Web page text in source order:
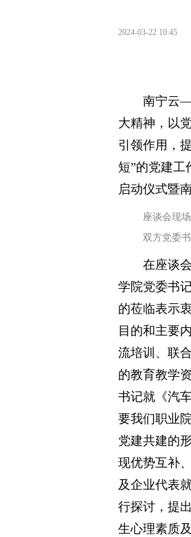
2024-03-22 10:45
南宁云—
大精神，以
引领作用，
短”的党建工
启动仪式暨
座谈会现场
双方党委
在座谈
学院党委书
的莅临表示
目的和主要
流培训、联
的教育教学
书记就《汽
要我们职业
党建共建的
现优势互补
及企业代表
行探讨，提
生心理素质